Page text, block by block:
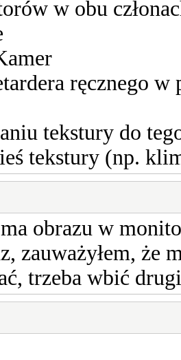
w obu
ręcznego
tekstury do
tekstury (np.
obrazu w
zauważyłem, że
trzeba wbić